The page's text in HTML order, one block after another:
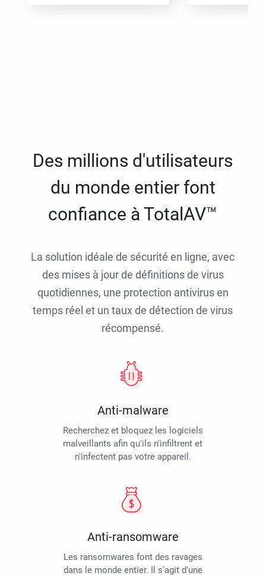
Des millions d'utilisateurs
du monde entier font
confiance à TotalAV™
La solution idéale de sécurité en ligne, avec
des mises à jour de définitions de virus
quotidiennes, une protection antivirus en
temps réel et un taux de détection de virus
récompensé.
Anti-malware
Recherchez et bloquez les logiciels
malveillants afin qu'ils n'infiltrent et
n'infectent pas votre appareil.
Anti-ransomware
Les ransomwares font des ravages
dans le monde entier. Il s'agit d'une